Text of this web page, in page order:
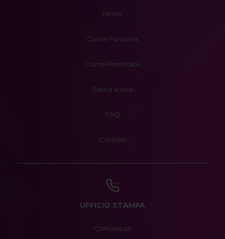
Home
Come Funziona
Come Prenotare
Barca a vela
FAQ
Contatti
UFFICIO STAMPA
Comunicati